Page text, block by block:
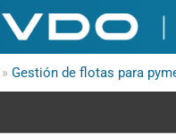
» Gestión de flotas para